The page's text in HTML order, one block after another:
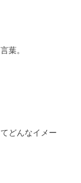
葉。
どんなイメー